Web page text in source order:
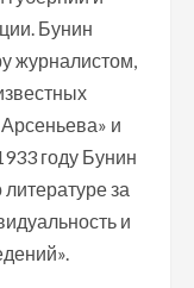
Бунин
журналистом,
и
году Бунин
за
и